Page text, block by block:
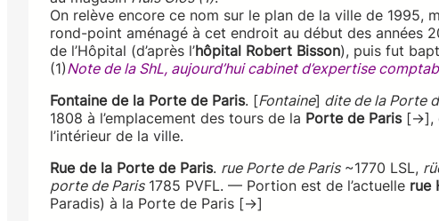
On relève encore ce nom sur le plan de la ville de 1995,
rond-point aménagé à cet endroit au début des
de l’Hôpital (d’après l’hôpital Robert Bisson), puis fut
(1)Note de la ShL, aujourd’hui cabinet d’expertise
Fontaine de la Porte de Paris. [Fontaine] dite de la Porte
1808 à l’emplacement des tours de la Porte de Paris[→],
l’intérieur de la ville.
Rue de la Porte de Paris. rue Porte de Paris~1770 LSL,
porte de Paris1785 PVFL. — Portion est de l’actuelle rue
Paradis) à la Porte de Paris [→]